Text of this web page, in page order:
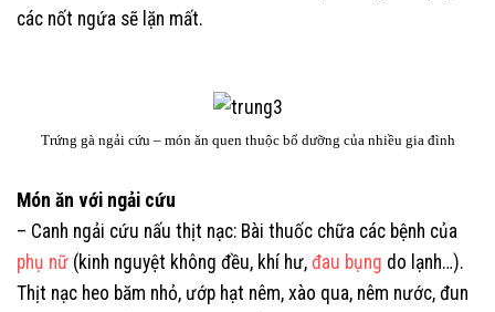
các nốt ngứa sẽ lặn mất.
Trứng gà ngải cứu – món ăn quen thuộc bổ dưỡng của nhiều gia đình
Món ăn với ngải cứu
– Canh ngải cứu nấu thịt nạc: Bài thuốc chữa các bệnh của
phụ nữ (kinh nguyệt không đều, khí hư, đau bụng do lạnh…).
Thịt nạc heo băm nhỏ, ướp hạt nêm, xào qua, nêm nước, đun